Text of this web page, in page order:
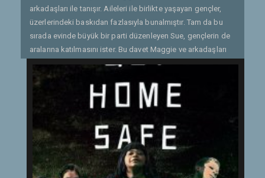
arkadaşları ile tanışır. Aileleri ile birlikte yaşayan gençler,
üzerlerindeki baskıdan fazlasıyla bunalmıştır. Tam da bu
sırada evinde büyük bir parti düzenleyen Sue, gençlerin de
aralarına katılmasını ister. Bu davet Maggie ve arkadaşları
için kaçırılmayacak bir fırsattır. Gençler, başlarına
geleceklerden bihaber, partide Sue ile birlikte gönüllerince
eğlenir. Sue ile tanıştıkları için kendilerini şanslı hisseden
gençler, bir süre tuhaf şeyler yaşamaya başlarlar. Sue’nun
gösterdiği yakınlık bir süre sonra takıntılı bir hal almaya
başlayınca, gençler kendilerini büyük bir girdabın içerisinde
bulur. - Gönderen: Quaresmania